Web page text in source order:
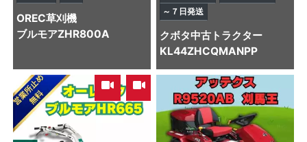
OREC草刈機
ブルモアZHR800A
～７日発送
クボタ中古トラクター
KL44ZHCQMANPP
,